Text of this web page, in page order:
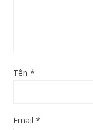
Tên*
Email*